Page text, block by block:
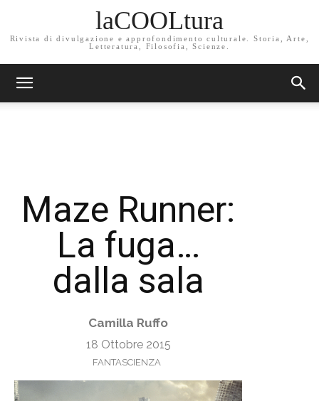
laCOOLtura
Rivista di divulgazione e approfondimento culturale. Storia, Arte,
Letteratura, Filosofia, Scienze.
Maze Runner:
La fuga…
dalla sala
Camilla Ruffo
18 Ottobre 2015
FANTASCIENZA